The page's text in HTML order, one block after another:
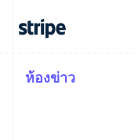
การชำระเงิน
เอก
ห้องข่าว